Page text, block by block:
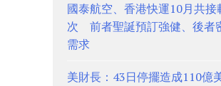
國泰航空、香港快運10月共接
次 前者聖誕預訂強健、後者
需求
美財長：43日停擺造成110億